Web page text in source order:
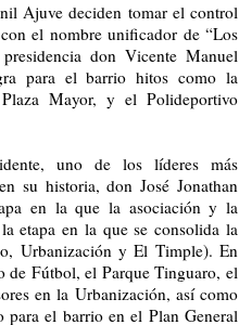
Ajuve deciden tomar el control
el nombre unificador de “Los
don Vicente Manuel
para el barrio hitos como la
Mayor, y el Polideportivo
uno de los líderes más
su historia, don José Jonathan
en la que la asociación y la
etapa en la que se consolida la
Urbanización y El Timple). En
de Fútbol, el Parque Tinguaro, el
en la Urbanización, así como
para el barrio en el Plan General